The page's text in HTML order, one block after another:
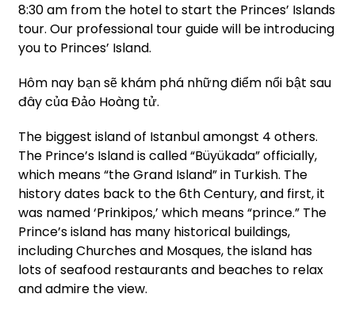
8:30 am from the hotel to start the Princes’ Islands
tour. Our professional tour guide will be introducing
you to Princes’ Island.
Hôm nay bạn sẽ khám phá những điểm nổi bật sau
đây của Đảo Hoàng tử.
The biggest island of Istanbul amongst 4 others.
The Prince’s Island is called “Büyükada” officially,
which means “the Grand Island” in Turkish. The
history dates back to the 6th Century, and first, it
was named ‘Prinkipos,’ which means “prince.” The
Prince’s island has many historical buildings,
including Churches and Mosques, the island has
lots of seafood restaurants and beaches to relax
and admire the view.